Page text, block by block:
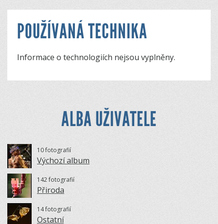
POUŽÍVANÁ TECHNIKA
Informace o technologiích nejsou vyplněny.
ALBA UŽIVATELE
10 fotografií
Výchozí album
142 fotografií
Přiroda
14 fotografií
Ostatní